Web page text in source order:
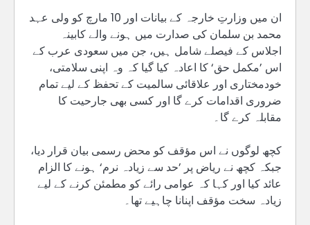
ان میں وزارتِ خارجہ کے بیانات اور 10 مارچ کو ولی عہد
محمد بن سلمان کی صدارت میں ہونے والے کابینہ
اجلاس کے فیصلے شامل ہیں، جن میں سعودی عرب کے
اس ’مکمل حق‘ کا اعادہ کیا گیا کہ وہ اپنی سلامتی،
خودمختاری اور علاقائی سالمیت کے تحفظ کے لیے تمام
ضروری اقدامات کرے گا اور کسی بھی جارحیت کا
مقابلہ کرے گا۔
کچھ لوگوں نے اس مؤقف کو محض رسمی بیان قرار دیا،
جبکہ کچھ نے ریاض پر ’حد سے زیادہ نرم‘ ہونے کا الزام
عائد کیا اور کہا کہ عوامی رائے کو مطمئن کرنے کے لیے
زیادہ سخت مؤقف اپنانا چاہیے تھا۔